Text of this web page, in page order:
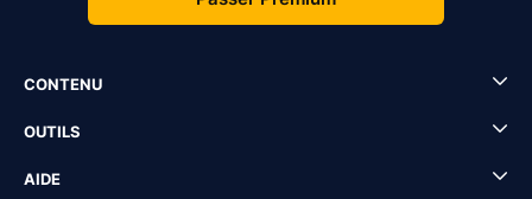
CONTENU
OUTILS
AIDE